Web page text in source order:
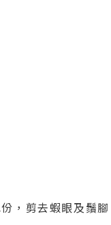
，剪去蝦眼及鬚